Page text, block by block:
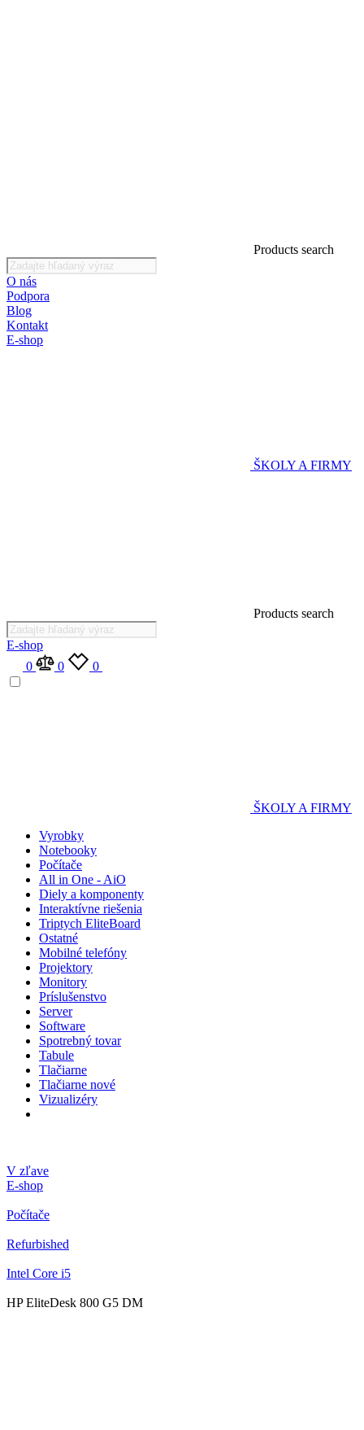
Products search
O nás
Podpora
Blog
Kontakt
E-shop
ŠKOLY A FIRMY
Products search
E-shop
0
0 0
ŠKOLY A FIRMY
Vyrobky
Notebooky
Počítače
All in One - AiO
Diely a komponenty
Interaktívne riešenia
Triptych EliteBoard
Ostatné
Mobilné telefóny
Projektory
Monitory
Príslušenstvo
Server
Software
Spotrebný tovar
Tabule
Tlačiarne
Tlačiarne nové
Vizualizéry
V zľave
E-shop
Počítače
Refurbished
Intel Core i5
HP EliteDesk 800 G5 DM